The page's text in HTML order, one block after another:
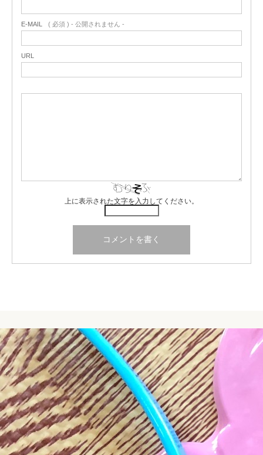
E-MAIL ( 必須 ) - 公開されません -
URL
上に表示された文字を入力してください。